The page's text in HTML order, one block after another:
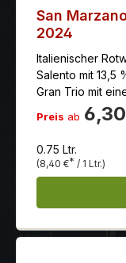
San
2024
Italienischer
Salento mit 13,5
Gran Trio mit
weichen
angenehmen
Preis ab
0.75 Ltr.
(8,40 €* / 1 Ltr.)